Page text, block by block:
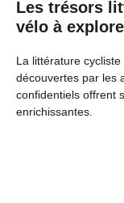
Les trésors
vélo à
La littérature
découvertes par les
confidentiels offrent
enrichissantes.